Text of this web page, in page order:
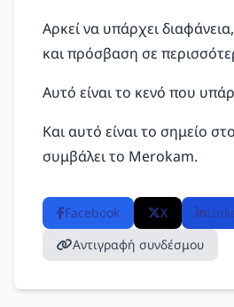
Αρκεί να υπάρχει
και πρόσβαση σε
Αυτό είναι το κενό που
Και αυτό είναι το σημείο
συμβάλει το Merokam.
Facebook X
Αντιγραφή συνδέσμου